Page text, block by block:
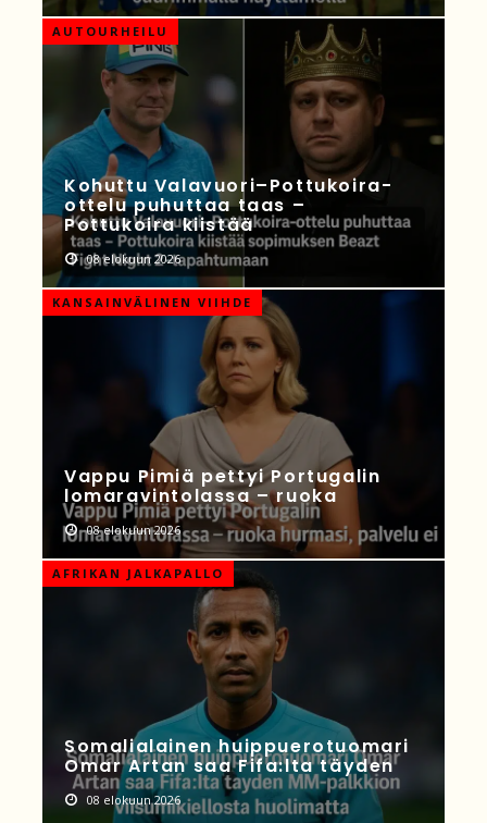
AUTOURHEILU
Kohuttu Valavuori–Pottukoira-
ottelu puhuttaa taas –
Pottukoira kiistää
08 elokuun 2026
KANSAINVÄLINEN VIIHDE
Vappu Pimiä pettyi Portugalin
lomaravintolassa – ruoka
08 elokuun 2026
AFRIKAN JALKAPALLO
Somalialainen huippuerotuomari
Omar Artan saa Fifa:lta täyden
08 elokuun 2026